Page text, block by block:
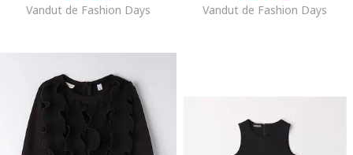
Vandut de Fashion Days Vandut de Fashion Days